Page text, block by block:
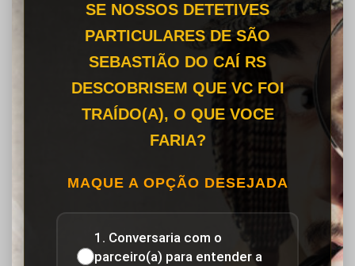
SE NOSSOS DETETIVES
PARTICULARES DE SÃO
SEBASTIÃO DO CAÍ RS
DESCOBRISEM QUE VC FOI
TRAÍDO(A), O QUE VOCE
FARIA?
MAQUE A OPÇÃO DESEJADA
1. Conversaria com o
parceiro(a) para entender a